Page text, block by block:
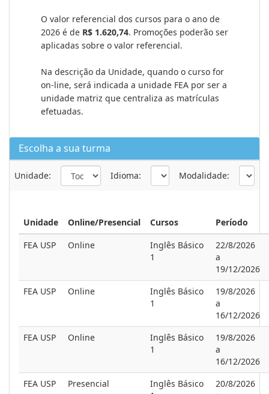
O valor referencial dos cursos para o ano de
2026 é de R$ 1.620,74. Promoções poderão ser
aplicadas sobre o valor referencial.
Na descrição da Unidade, quando o curso for
on-line, será indicada a unidade FEA por ser a
unidade matriz que centraliza as matrículas
efetuadas.
Escolha a sua turma
Unidade: Idioma: Modalidade:
Unidade Online/Presencial Cursos
Período
FEA USP
Online
Inglês Básico
1
22/8/2026
a
19/12/2026
FEA USP
Online
Inglês Básico
1
19/8/2026
a
16/12/2026
FEA USP
Online
Inglês Básico
1
19/8/2026
a
16/12/2026
FEA USP
Presencial
Inglês Básico
20/8/2026